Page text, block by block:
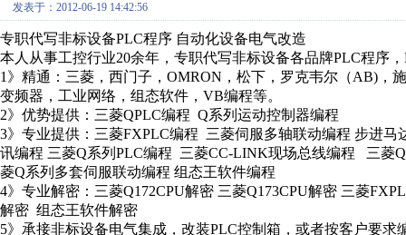
发表于：2012-06-19 14:42:56
专职代写非标设备PLC程序 自动化设备电气改造
本人从事工控行业20余年，专职代写非标设备各品牌PLC程序
1》精通：三菱，西门子，OMRON，松下，罗克韦尔（AB)，
变频器，工业网络，组态软件，VB编程等。
2》优势提供：三菱QPLC编程 Q系列运动控制器编程
3》专业提供：三菱FXPLC编程 三菱伺服多轴联动编程 步进马
讯编程 三菱Q系列PLC编程 三菱CC-LINK现场总线编程 三菱
菱Q系列多套伺服联动编程 组态王软件编程
4》专业解密：三菱Q172CPU解密 三菱Q173CPU解密 三菱
解密 组态王软件解密
5》承接非标设备电气集成，改装PLC控制箱，或者按客户要求